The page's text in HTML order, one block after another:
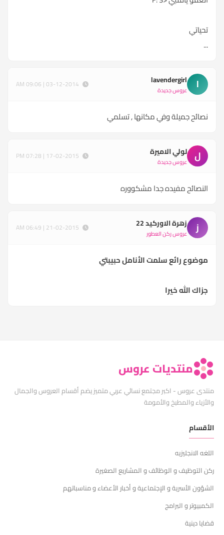
تحياتي
...
l
lavendergirl
عروس جديدة
نصائح جميلة وفي مكانها , تسلمي
ل لولي الاميرة
عروس جديدة
النصائح مفيده جدا مشكووره
ز زهرة الاوركيد 22
عروس ركن العطور
موضوع رائع سلمت الأنامل حبيبتي
جزاك الله خيرا
منتديات عروس
منتدى عروس - اكبر مجتمع نسائي عربي متميز يضم أقسام العروس والجمال
والأزياء والمطبخ والأمومة
الأقسام
اللغه الانجليزيه
ركن التوظيف و الوظائف و المشاريع الصغيرة
الشؤون الأسرية و الإجتماعية و أخبار الأعضاء و مناسباتهم
الكمبيوتر و البرامج
قضايا دينية